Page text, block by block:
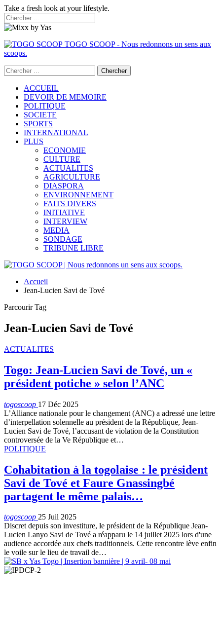
Take a fresh look at your lifestyle.
TOGO SCOOP - Nous redonnons un sens aux
scoops.
ACCUEIL
DEVOIR DE MEMOIRE
POLITIQUE
SOCIETE
SPORTS
INTERNATIONAL
PLUS
ECONOMIE
CULTURE
ACTUALITES
AGRICULTURE
DIASPORA
ENVIRONNEMENT
FAITS DIVERS
INITIATIVE
INTERVIEW
MEDIA
SONDAGE
TRIBUNE LIBRE
Accueil
Jean-Lucien Savi de Tové
Parcourir Tag
Jean-Lucien Savi de Tové
ACTUALITES
Togo: Jean-Lucien Savi de Tové, un «
président potiche » selon l’ANC
togoscoop 17 Déc 2025
L’Alliance nationale pour le changement (ANC) a adressé une lettre
d’interpellation solennelle au président de la République, Jean-
Lucien Savi de Tové, l’accusant de violation de la Constitution
controversée de la Ve République et…
POLITIQUE
Cohabitation à la togolaise : le président
Savi de Tové et Faure Gnassingbé
partagent le même palais…
togoscoop 25 Juil 2025
Discret depuis son investiture, le président de la République Jean-
Lucien Lanyo Savi de Tové a réapparu le 14 juillet 2025 lors d'une
audience accordée aux chefs traditionnels. Cette rencontre lève enfin
le voile sur le lieu de travail de…